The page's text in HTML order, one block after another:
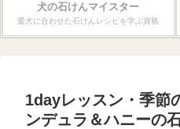
犬の石けんマイスター
愛犬に合わせた石けんレシピを学ぶ資格
1dayレッスン・季
ンデュラ＆ハニーの